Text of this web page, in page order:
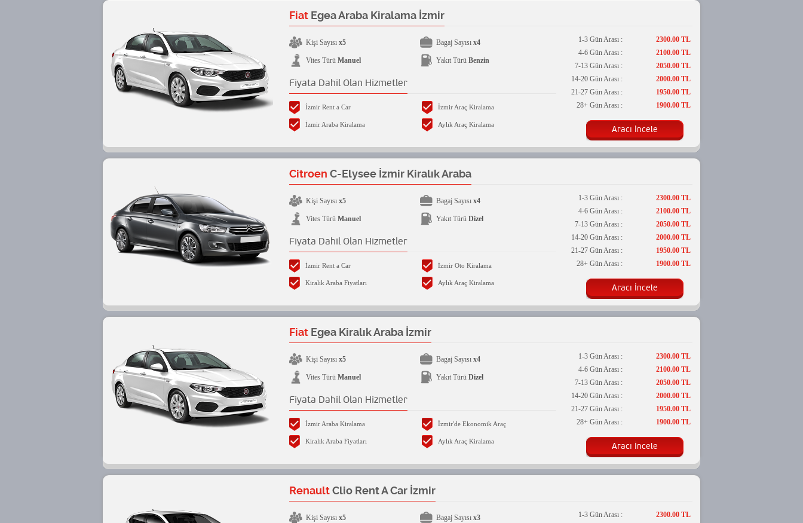
Fiat Egea Araba Kiralama İzmir
Kişi Sayısı x5 Bagaj Sayısı x4
Vites Türü Manuel Yakıt Türü Benzin
Fiyata Dahil Olan Hizmetler
İzmir Rent a Car İzmir Araç Kiralama
İzmir Araba Kiralama Aylık Araç Kiralama
1-3 Gün Arası :
4-6 Gün Arası :
7-13 Gün Arası :
14-20 Gün Arası :
21-27 Gün Arası :
28+ Gün Arası :
2300.00 TL
2100.00 TL
2050.00 TL
2000.00 TL
1950.00 TL
1900.00 TL
Aracı İncele
Citroen C-Elysee İzmir Kiralık Araba
Kişi Sayısı x5 Bagaj Sayısı x4
Vites Türü Manuel Yakıt Türü Dizel
Fiyata Dahil Olan Hizmetler
İzmir Rent a Car İzmir Oto Kiralama
Kiralık Araba Fiyatları Aylık Araç Kiralama
1-3 Gün Arası :
4-6 Gün Arası :
7-13 Gün Arası :
14-20 Gün Arası :
21-27 Gün Arası :
28+ Gün Arası :
2300.00 TL
2100.00 TL
2050.00 TL
2000.00 TL
1950.00 TL
1900.00 TL
Aracı İncele
Fiat Egea Kiralık Araba İzmir
Kişi Sayısı x5 Bagaj Sayısı x4
Vites Türü Manuel Yakıt Türü Dizel
Fiyata Dahil Olan Hizmetler
İzmir Araba Kiralama İzmir'de Ekonomik Araç
Kiralık Araba Fiyatları Aylık Araç Kiralama
1-3 Gün Arası :
4-6 Gün Arası :
7-13 Gün Arası :
14-20 Gün Arası :
21-27 Gün Arası :
28+ Gün Arası :
2300.00 TL
2100.00 TL
2050.00 TL
2000.00 TL
1950.00 TL
1900.00 TL
Aracı İncele
RenaultClio Rent A Car İzmir
Kişi Sayısı x5 Bagaj Sayısı x3
1-3 Gün Arası :
2300.00 TL